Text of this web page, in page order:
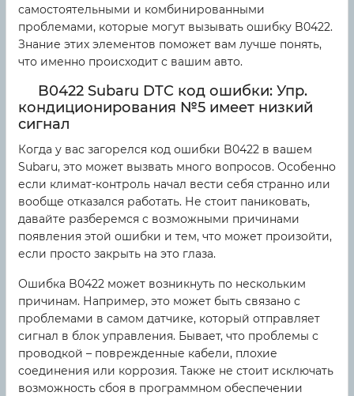
самостоятельными и комбинированными
проблемами, которые могут вызывать ошибку B0422.
Знание этих элементов поможет вам лучше понять,
что именно происходит с вашим авто.
B0422 Subaru DTC код ошибки: Упр.
кондиционирования №5 имеет низкий
сигнал
Когда у вас загорелся код ошибки B0422 в вашем
Subaru, это может вызвать много вопросов. Особенно
если климат-контроль начал вести себя странно или
вообще отказался работать. Не стоит паниковать,
давайте разберемся с возможными причинами
появления этой ошибки и тем, что может произойти,
если просто закрыть на это глаза.
Ошибка B0422 может возникнуть по нескольким
причинам. Например, это может быть связано с
проблемами в самом датчике, который отправляет
сигнал в блок управления. Бывает, что проблемы с
проводкой – поврежденные кабели, плохие
соединения или коррозия. Также не стоит исключать
возможность сбоя в программном обеспечении